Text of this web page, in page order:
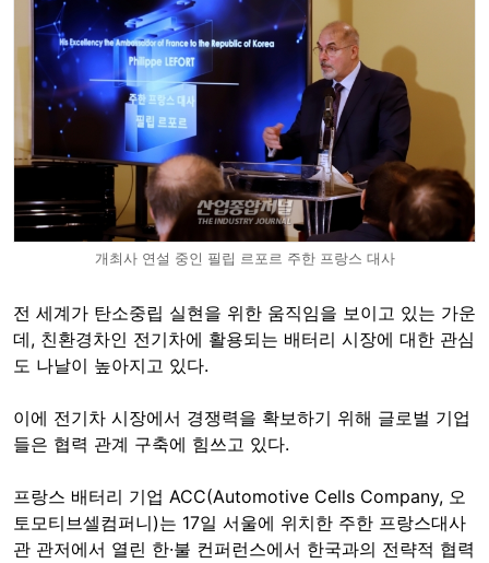
개최사 연설 중인 필립 르포르 주한 프랑스 대사
전 세계가 탄소중립 실현을 위한 움직임을 보이고 있는 가운
데, 친환경차인 전기차에 활용되는 배터리 시장에 대한 관심
도 나날이 높아지고 있다.
이에 전기차 시장에서 경쟁력을 확보하기 위해 글로벌 기업
들은 협력 관계 구축에 힘쓰고 있다.
프랑스 배터리 기업 ACC(Automotive Cells Company, 오
토모티브셀컴퍼니)는 17일 서울에 위치한 주한 프랑스대사
관 관저에서 열린 한·불 컨퍼런스에서 한국과의 전략적 협력